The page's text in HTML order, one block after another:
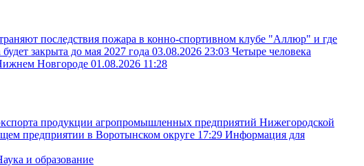
последствия пожара в конно-спортивном клубе "Аллюр" и где
закрыта до мая 2027 года 03.08.2026 23:03 Четыре человека
Новгороде 01.08.2026 11:28
продукции агропромышленных предприятий Нижегородской
предприятии в Воротынском округе 17:29 Информация для
и образование